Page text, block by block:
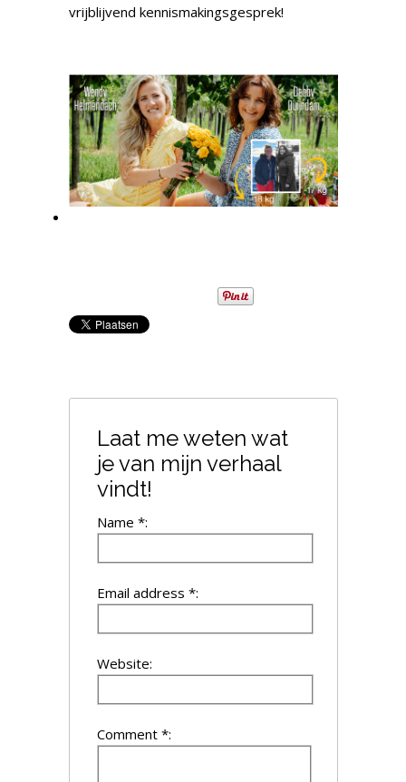
vrijblijvend kennismakingsgesprek!
Laat me weten wat
je van mijn verhaal
vindt!
Name *:
Email address *:
Website:
Comment *: